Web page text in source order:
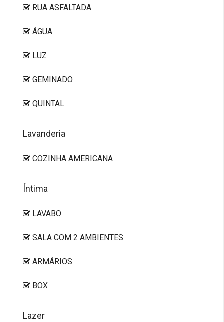
RUA ASFALTADA
ÁGUA
LUZ
GEMINADO
QUINTAL
Lavanderia
COZINHA AMERICANA
Íntima
LAVABO
SALA COM 2 AMBIENTES
ARMÁRIOS
BOX
Lazer